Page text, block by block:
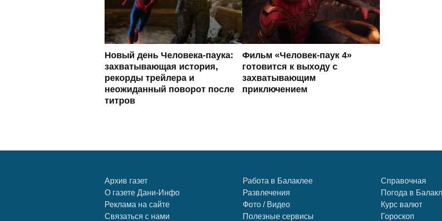
Новый день Человека-паука:
захватывающая история,
рекорды трейлера и
неожиданный поворот после
титров
Фильм «Человек-паук 4»
готовится к выходу с
захватывающим
приключением
Архив газет
О газете Дани-Инфо
Реклама на сайте
Связаться с нами
Работа в Балаклее
Развлечения
Фото / Видео
Полезные сервисы
Справочная
Погода в
Курс валют
Гороскоп